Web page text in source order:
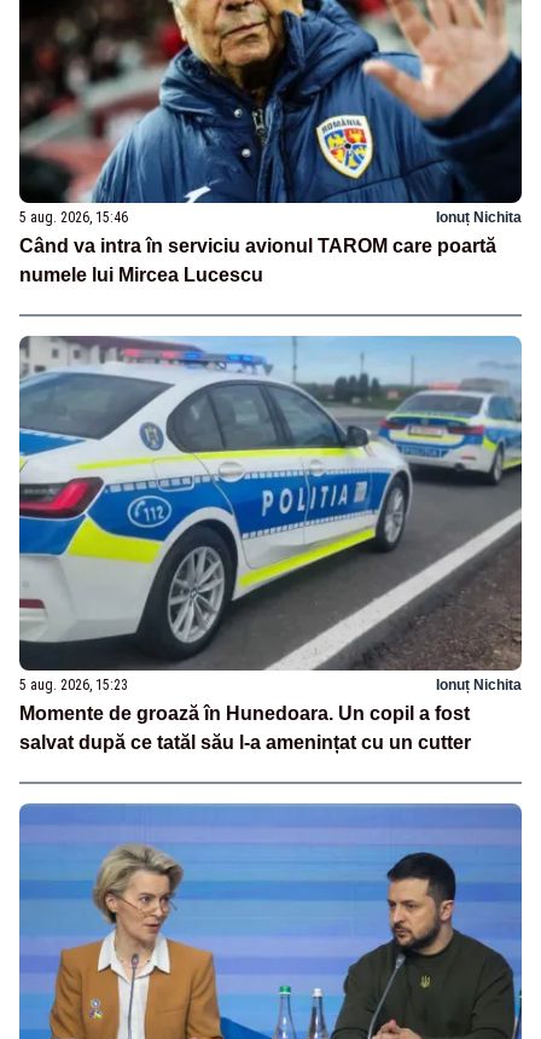
5 aug. 2026, 15:46 Ionuț Nichita
Când va intra în serviciu avionul TAROM care poartă
numele lui Mircea Lucescu
5 aug. 2026, 15:23 Ionuț Nichita
Momente de groază în Hunedoara. Un copil a fost
salvat după ce tatăl său l-a amenințat cu un cutter